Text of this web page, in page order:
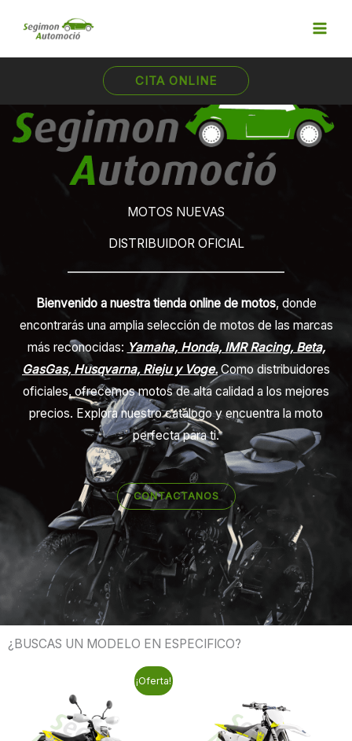
contenido
CITA ONLINE
MOTOS NUEVAS
DISTRIBUIDOR OFICIAL
Bienvenido a nuestra tienda online de motos, donde
encontrarás una amplia selección de motos de las marcas
más reconocidas: Yamaha, Honda, IMR Racing, Beta,
GasGas, Husqvarna, Rieju y Voge.Como distribuidores
oficiales, ofrecemos motos de alta calidad a los mejores
precios. Explora nuestro catálogo y encuentra la moto
perfecta para ti.
CONTACTANOS
¿BUSCAS UN MODELO EN ESPECIFICO?
¡Oferta!
original
era:
12.895,00 €.
El
precio
10.695,00 €.